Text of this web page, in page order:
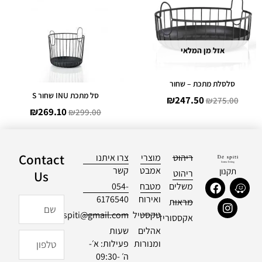
אזל מן המלאי
סלסלת מתכת – שחור
₪275.00
₪275.00.
₪247.50
₪247.50.
סל מתכת INU שחור S
₪299.00
₪269.10
תקנון
W
a
z
e
F
a n
s
t
ריהוט
ריהוט
משלים
מראות
אקססוריז
מוצרי
אמבט
מטבח
ואירוח
טקסטיל
אהלים
ומנורות
צרו איתנו
קשר
054-
6176540
officialdespiti@gmail.com
שעות
פעילות: א׳-
ה׳ 09:30-
Contact
Us